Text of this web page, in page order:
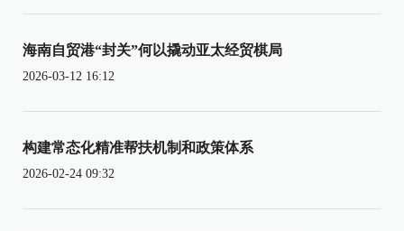
海南自贸港“封关”何以撬动亚太经贸棋局
2026-03-12 16:12
构建常态化精准帮扶机制和政策体系
2026-02-24 09:32